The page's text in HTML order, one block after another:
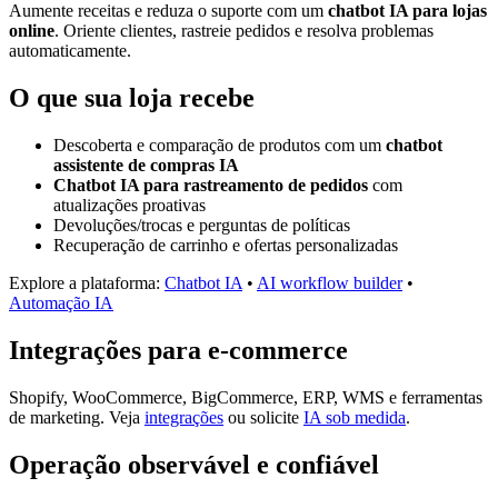
Aumente receitas e reduza o suporte com um chatbot IA para lojas
online. Oriente clientes, rastreie pedidos e resolva problemas
automaticamente.
O que sua loja recebe
Descoberta e comparação de produtos com um chatbot
assistente de compras IA
Chatbot IA para rastreamento de pedidos com
atualizações proativas
Devoluções/trocas e perguntas de políticas
Recuperação de carrinho e ofertas personalizadas
Explore a plataforma: Chatbot IA • AI workflow builder•
Automação IA
Integrações para e-commerce
Shopify, WooCommerce, BigCommerce, ERP, WMS e ferramentas
de marketing. Veja integrações ou solicite IA sob medida.
Operação observável e confiável